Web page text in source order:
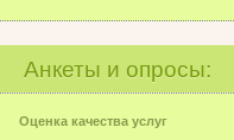
Анкеты и опросы:
Оценка качества услуг